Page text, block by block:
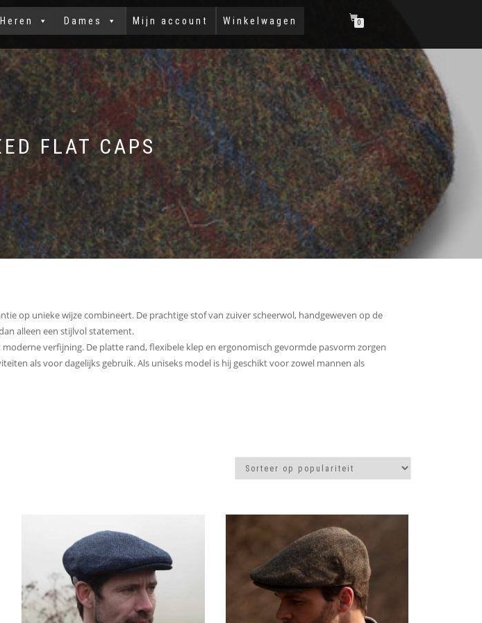
Heren Dames Mijn account Winkelwagen 0
FLAT CAPS
op unieke wijze combineert. De prachtige stof van zuiver scheerwol, handgeweven op de
alleen een stijlvol statement.
verfijning. De platte rand, flexibele klep en ergonomisch gevormde pasvorm zorgen
als voor dagelijks gebruik. Als uniseks model is hij geschikt voor zowel mannen als